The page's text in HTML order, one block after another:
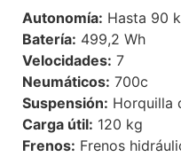
Autonomía: Hasta 90
Batería: 499,2 Wh
Velocidades: 7
Neumáticos: 700c
Suspensión: Horquilla
Carga útil: 120 kg
Frenos: Frenos